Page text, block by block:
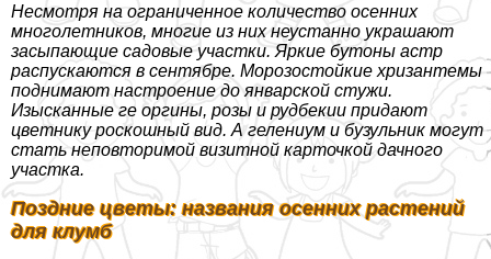
Несмотря на ограниченное количество осенних
многолетников, многие из них неустанно украшают
засыпающие садовые участки. Яркие бутоны астр
распускаются в сентябре. Морозостойкие хризантемы
поднимают настроение до январской стужи.
Изысканные ге opгины, розы и рудбекии придают
цветнику роскошный вид. А гелениум и бузульник могут
стать неповторимой визитной карточкой дачного
участка.
Поздние цветы: названия осенних растений
для клумб